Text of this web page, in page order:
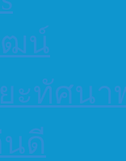
ฒน์
ะทัศนา
ดี